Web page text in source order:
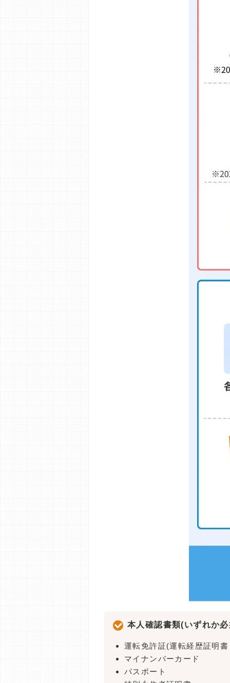
本人確認書類(いずれか
運転免許証(運転経歴証明書
マイナンバーカード
パスポート